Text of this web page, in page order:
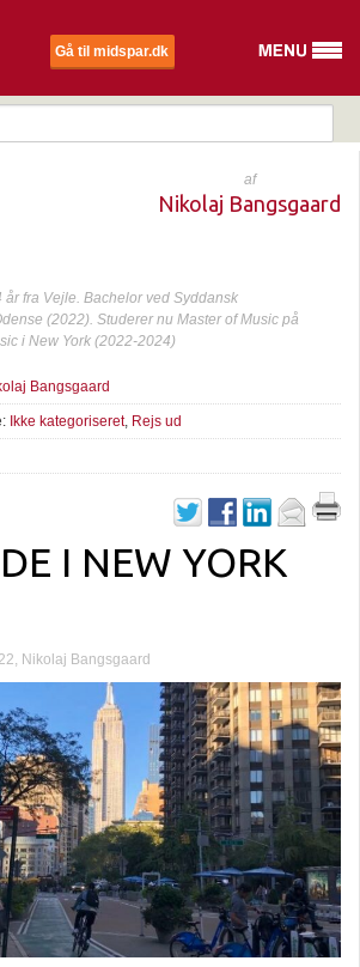
Gå til midspar.dk
af
Nikolaj Bangsgaard
fra Vejle. Bachelor ved Syddansk
(2022). Studerer nu Master of Music på
i New York (2022-2024)
Bangsgaard
Ikke kategoriseret, Rejs ud
I NEW YORK
Nikolaj Bangsgaard